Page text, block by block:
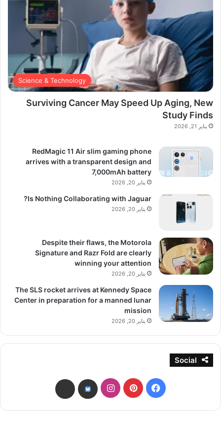
Science & Technology
Surviving Cancer May Speed Up Aging, New
Study Finds
يناير 21, 2026
RedMagic 11 Air slim gaming phone
arrives with a transparent design and
7,000mAh battery
يناير 20, 2026
Is Nothing Collaborating with Jaguar?
يناير 20, 2026
Despite their flaws, the Motorola
Signature and Razr Fold are clearly
winning your attention
يناير 20, 2026
The SLS rocket arrives at Kennedy Space
Center in preparation for a manned lunar
mission
يناير 20, 2026
Social
فيسبوكبينتيريستانستقرامbsky
threads